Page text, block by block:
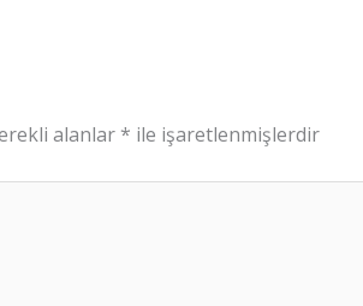
alanlar * ile işaretlenmişlerdir